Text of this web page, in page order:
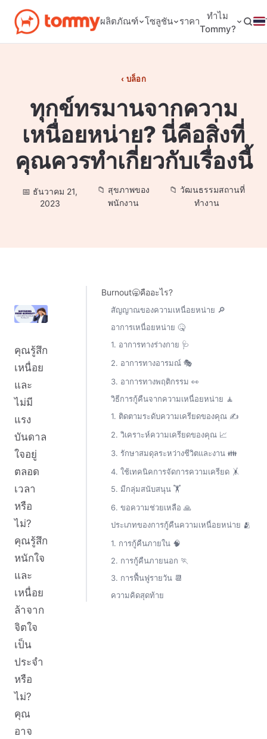
ผลิตภัณฑ์ โซลูชัน ราคา
ทำไม
Tommy?
บล็อก
ทุกข์ทรมานจากความ
เหนื่อยหน่าย? นี่คือสิ่งที่
คุณควรทำเกี่ยวกับเรื่องนี้
ธันวาคม 21,
2023
สุขภาพของ
พนักงาน
วัฒนธรรมสถานที่
ทำงาน
คุณรู้สึก
เหนื่อย
และ
ไม่มี
แรง
บันดาล
ใจอยู่
ตลอด
เวลา
หรือ
ไม่?
คุณรู้สึก
หนักใจ
และ
เหนื่อย
ล้าจาก
จิตใจ
เป็น
ประจำ
หรือ
ไม่?
คุณ
อาจ
Burnout🥱คืออะไร?
สัญญาณของความเหนื่อยหน่าย 🔎
อาการเหนื่อยหน่าย 🤒
1. อาการทางร่างกาย 🩺
2. อาการทางอารมณ์ 🎭
3. อาการทางพฤติกรรม 👀
วิธีการกู้คืนจากความเหนื่อยหน่าย 🧘
1. ติดตามระดับความเครียดของคุณ ✍️
2. วิเคราะห์ความเครียดของคุณ 📈
3. รักษาสมดุลระหว่างชีวิตและงาน 👪
4. ใช้เทคนิคการจัดการความเครียด 🤸
5. มีกลุ่มสนับสนุน 🏋️
6. ขอความช่วยเหลือ 🙏
ประเภทของการกู้คืนความเหนื่อยหน่าย 🫂
1. การกู้คืนภายใน 🧠
2. การกู้คืนภายนอก 🏃
3. การฟื้นฟูรายวัน 📆
ความคิดสุดท้าย